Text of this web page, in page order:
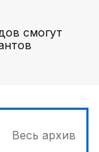
смогут
Весь архив